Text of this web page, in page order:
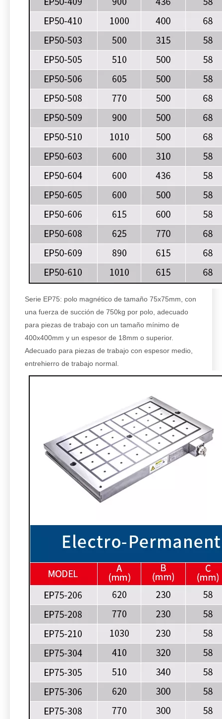
Serie EP75: polo magnético de tamaño 75x75mm, con
una fuerza de succión de 750kg por polo, adecuado
para piezas de trabajo con un tamaño mínimo de
400x400mm y un espesor de 18mm o superior.
Adecuado para piezas de trabajo con espesor medio,
entrehierro de trabajo normal.